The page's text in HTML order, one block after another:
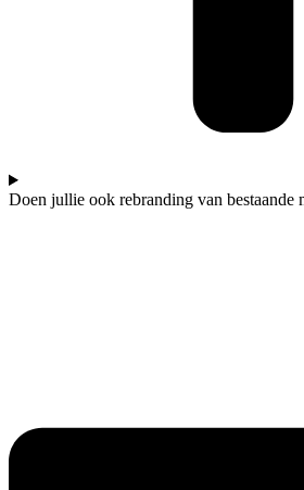
Doen jullie ook rebranding van bestaande